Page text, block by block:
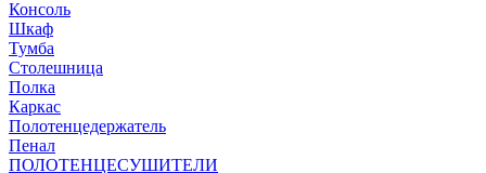
Консоль
Шкаф
Тумба
Столешница
Полка
Каркас
Полотенцедержатель
Пенал
ПОЛОТЕНЦЕСУШИТЕЛИ